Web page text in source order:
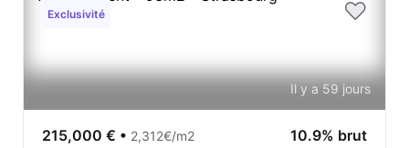
Exclusivité
Il y a 59 jours
215,000 € • 2,312€/m2 10.9% brut